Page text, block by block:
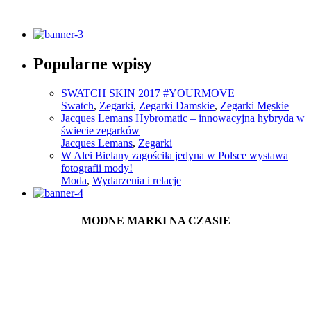
Sprawdź
Popularne wpisy
SWATCH SKIN 2017 #YOURMOVE
Swatch, Zegarki, Zegarki Damskie, Zegarki Męskie
Jacques Lemans Hybromatic – innowacyjna hybryda w
świecie zegarków
Jacques Lemans, Zegarki
W Alei Bielany zagościła jedyna w Polsce wystawa
fotografii mody!
Moda, Wydarzenia i relacje
MODNE MARKI NA CZASIE